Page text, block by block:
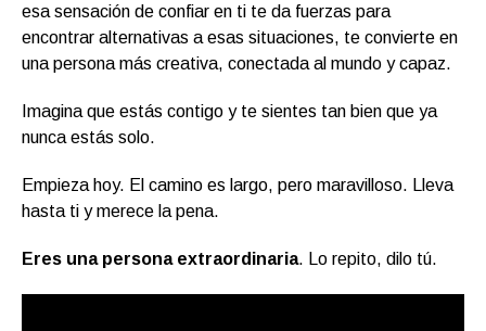
esa sensación de confiar en ti te da fuerzas para
encontrar alternativas a esas situaciones, te convierte en
una persona más creativa, conectada al mundo y capaz.
Imagina que estás contigo y te sientes tan bien que ya
nunca estás solo.
Empieza hoy. El camino es largo, pero maravilloso. Lleva
hasta ti y merece la pena.
Eres una persona extraordinaria. Lo repito, dilo tú.